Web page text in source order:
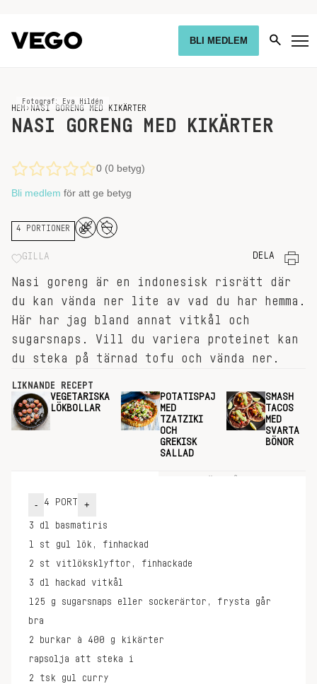
BLI MEDLEM
HEM › NASI GORENG MED KIKÄRTER
Fotograf: Eva Hildén
NASI GORENG MED KIKÄRTER
0 (0 betyg)
Bli medlem för att ge betyg
4 PORTIONER
GILLA DELA
Nasi goreng är en indonesisk risrätt där
du kan vända ner lite av vad du har hemma.
Här har jag bland annat vitkål och
sugarsnaps. Vill du variera proteinet kan
du steka på tärnad tofu och vända ner.
LIKNANDE RECEPT
VEGETARISKA
LÖKBOLLAR
POTATISPAJ
MED
TZATZIKI
OCH
GREKISK
SALLAD
SMASH
TACOS
MED
SVARTA
BÖNOR
- 4 PORT +
3 dl
basmatiris
1 st
gul lök, finhackad
2 st
vitlöksklyftor, finhackade
3 dl
hackad vitkål
125 g
sugarsnaps eller sockerärtor, frysta går
bra
2
burkar à 400 g
kikärter
rapsolja att steka i
2 tsk
gul curry